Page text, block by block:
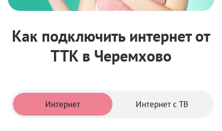
Как подключить интернет от
ТТК в Черемхово
Интернет Интернет с ТВ
Тарифы